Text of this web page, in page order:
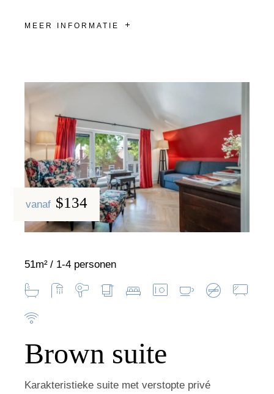
MEER INFORMATIE
vanaf $134
Brown suite
Karakteristieke suite met verstopte privé
51m² 1-4 personen